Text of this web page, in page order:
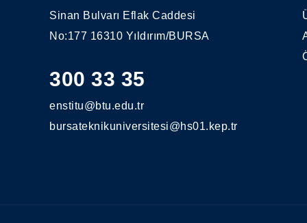
Sinan Bulvarı Eflak Caddesi
No:177 16310 Yıldırım/BURSA
300 33 35
enstitu@btu.edu.tr
bursateknikuniversitesi@hs01.kep.tr